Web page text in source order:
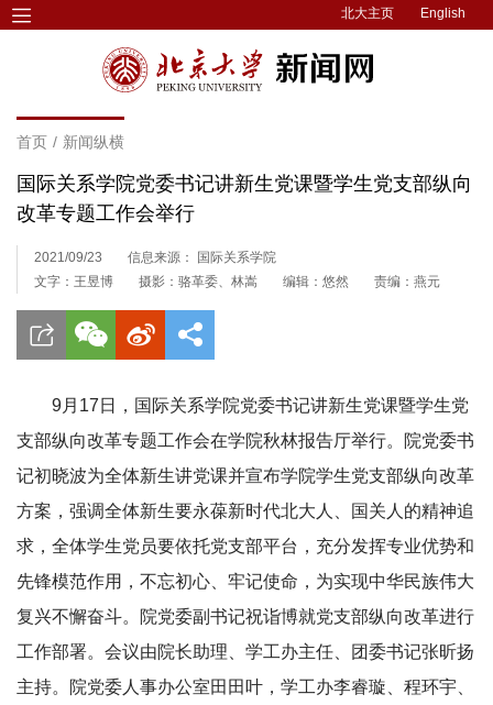
北大主页 English
首页 / 新闻纵横
国际关系学院党委书记讲新生党课暨学生党支部纵向
改革专题工作会举行
2021/09/23
信息来源： 国际关系学院
文字：王昱博
摄影：骆革委、林嵩 编辑：悠然 责编：燕元
9月17日，国际关系学院党委书记讲新生党课暨学生党
支部纵向改革专题工作会在学院秋林报告厅举行。院党委书
记初晓波为全体新生讲党课并宣布学院学生党支部纵向改革
方案，强调全体新生要永葆新时代北大人、国关人的精神追
求，全体学生党员要依托党支部平台，充分发挥专业优势和
先锋模范作用，不忘初心、牢记使命，为实现中华民族伟大
复兴不懈奋斗。院党委副书记祝诣博就党支部纵向改革进行
工作部署。会议由院长助理、学工办主任、团委书记张昕扬
主持。院党委人事办公室田田叶，学工办李睿璇、程环宇、